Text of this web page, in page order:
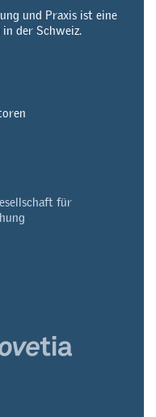
und Praxis ist eine
der Schweiz.
für